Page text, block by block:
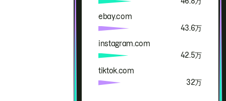
ebay.com
43.6万
instagram.com
42.5万
tiktok.com
32万